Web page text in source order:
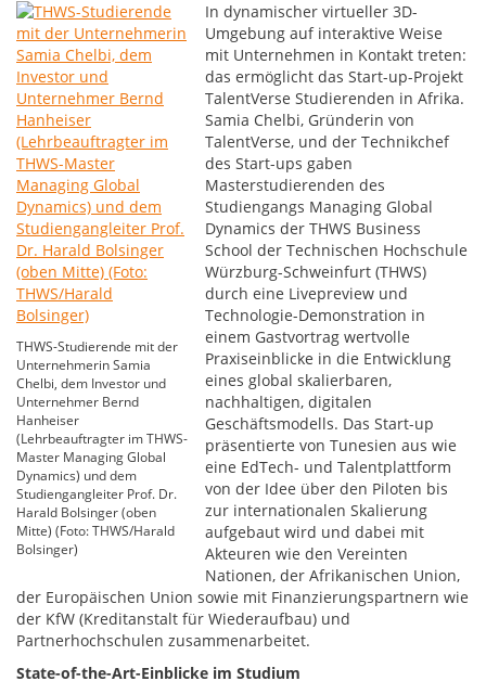
THWS-Studierende mit der
Unternehmerin Samia
Chelbi, dem Investor und
Unternehmer Bernd
Hanheiser
(Lehrbeauftragter im THWS-
Master Managing Global
Dynamics) und dem
Studiengangleiter Prof. Dr.
Harald Bolsinger (oben
Mitte) (Foto: THWS/Harald
Bolsinger)
In dynamischer virtueller 3D-
Umgebung auf interaktive Weise
mit Unternehmen in Kontakt treten:
das ermöglicht das Start-up-Projekt
TalentVerse Studierenden in Afrika.
Samia Chelbi, Gründerin von
TalentVerse, und der Technikchef
des Start-ups gaben
Masterstudierenden des
Studiengangs Managing Global
Dynamics der THWS Business
School der Technischen Hochschule
Würzburg-Schweinfurt (THWS)
durch eine Livepreview und
Technologie-Demonstration in
einem Gastvortrag wertvolle
Praxiseinblicke in die Entwicklung
eines global skalierbaren,
nachhaltigen, digitalen
Geschäftsmodells. Das Start-up
präsentierte von Tunesien aus wie
eine EdTech- und Talentplattform
von der Idee über den Piloten bis
zur internationalen Skalierung
aufgebaut wird und dabei mit
Akteuren wie den Vereinten
Nationen, der Afrikanischen Union,
der Europäischen Union sowie mit Finanzierungspartnern wie
der KfW (Kreditanstalt für Wiederaufbau) und
Partnerhochschulen zusammenarbeitet.
State-of-the-Art-Einblicke im Studium